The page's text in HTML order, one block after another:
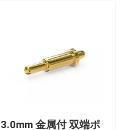
3.0mm 金属付 双端ポ